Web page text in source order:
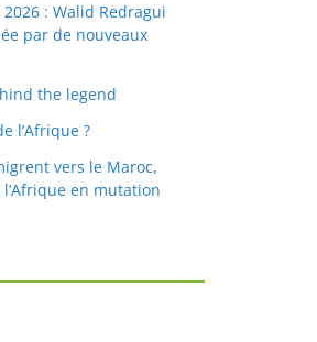
: Walid Redragui
par de nouveaux
the legend
l’Afrique ?
vers le Maroc,
l’Afrique en mutation